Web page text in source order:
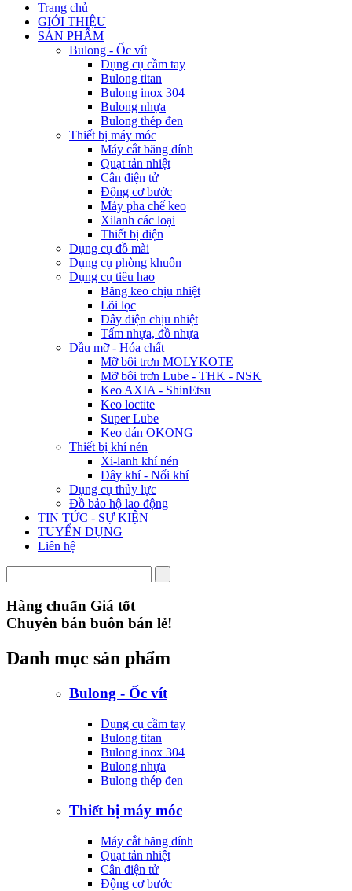
Trang chủ
GIỚI THIỆU
SẢN PHẨM
Bulong - Ốc vít
Dụng cụ cầm tay
Bulong titan
Bulong inox 304
Bulong nhựa
Bulong thép đen
Thiết bị máy móc
Máy cắt băng dính
Quạt tản nhiệt
Cân điện tử
Động cơ bước
Máy pha chế keo
Xilanh các loại
Thiết bị điện
Dụng cụ đồ mài
Dụng cụ phòng khuôn
Dụng cụ tiêu hao
Băng keo chịu nhiệt
Lõi lọc
Dây điện chịu nhiệt
Tấm nhựa, đồ nhựa
Dầu mỡ - Hóa chất
Mỡ bôi trơn MOLYKOTE
Mỡ bôi trơn Lube - THK - NSK
Keo AXIA - ShinEtsu
Keo loctite
Super Lube
Keo dán OKONG
Thiết bị khí nén
Xi-lanh khí nén
Dây khí - Nối khí
Dụng cụ thủy lực
Đồ bảo hộ lao động
TIN TỨC - SỰ KIỆN
TUYỂN DỤNG
Liên hệ
Hàng chuẩn Giá tốt
Chuyên bán buôn bán lẻ!
Danh mục sản phẩm
Bulong - Ốc vít
Dụng cụ cầm tay
Bulong titan
Bulong inox 304
Bulong nhựa
Bulong thép đen
Thiết bị máy móc
Máy cắt băng dính
Quạt tản nhiệt
Cân điện tử
Động cơ bước